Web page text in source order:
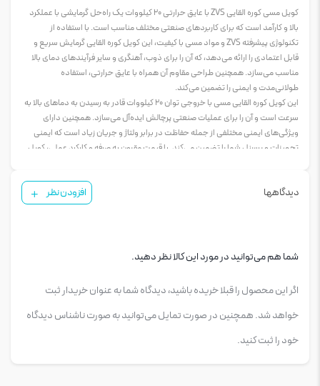
کویل مسی کوره القایی ZVS با عایق حرارتی 20 کیلووات یک راه‌حل گرمایشی با عملکرد
بالا و کارآمد است که برای کاربردهای صنعتی مختلف مناسب است. با استفاده از
تکنولوژی پیشرفته ZVS و مواد مسی با کیفیت، این کویل کوره القایی گرمایش سریع و
قابل اعتمادی را ارائه می‌دهد، که آن را برای ذوب، آهنگری و سایر فرآیندهای دمای بالا
مناسب می‌سازد. همچنین طراحی مقاوم آن همراه با عایق حرارتی، استفاده
طولانی‌مدت و ایمنی را تضمین می‌کند.
این کویل کوره القایی مسی با خروجی توان 20 کیلووات قادر به رسیدن به دماهای بالا به
سرعت است و آن را برای عملیات صنعتی پرچالش ایده‌آل می‌سازد. همچنین دارای
ویژگی‌های ایمنی مختلفی از جمله حفاظت در برابر ولتاژ و جریان زیاد است که ایمنی
تجهیزات و پرسنل شما را تضمین می‌کند. با قیمت مقرون به صرفه و کارکرد عملی، کویل
مهندسان و کسانی است که به یک راه‌حل گرمایشی قدرتمند و کارآمد نیاز دارند. با ارتقاء
به این کویل کوره القایی، گرمایش سریع‌تر و کارآمدتری را برای فرآیندهای صنعتی خود
خروجی توان: 20 کیلووات
دماي گرمايش: قابل تنظیم از دمای اتاق تا بیش از 1000 درجه سانتی‌گراد
عایق حرارتی: برای ایمنی و دوام
مناسب برای: کاربردهای مختلف گرمایش القایی
The ZVS Copper Induction Furnace Coil 20KW with Heat Resistant Insulation is
دیدگاهها افزودن نظر
شما هم می‌توانید در مورد این کالا نظر دهید.
اگر این محصول را قبلا خریده باشید، دیدگاه شما به عنوان خریدار ثبت
خواهد شد. همچنین در صورت تمایل می‌توانید به صورت ناشناس دیدگاه
خود را ثبت کنید.